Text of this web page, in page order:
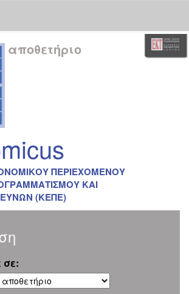
αποθετήριο
ΠΕΡΙΕΧΟΜΕΝΟΥ
ΚΑΙ
(ΚΕΠΕ)
σε: